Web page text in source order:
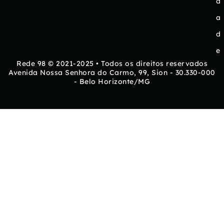
a
d
e
Rede 98 © 2021-2025 • Todos os direitos reservados
Avenida Nossa Senhora do Carmo, 99, Sion - 30.330-000
- Belo Horizonte/MG